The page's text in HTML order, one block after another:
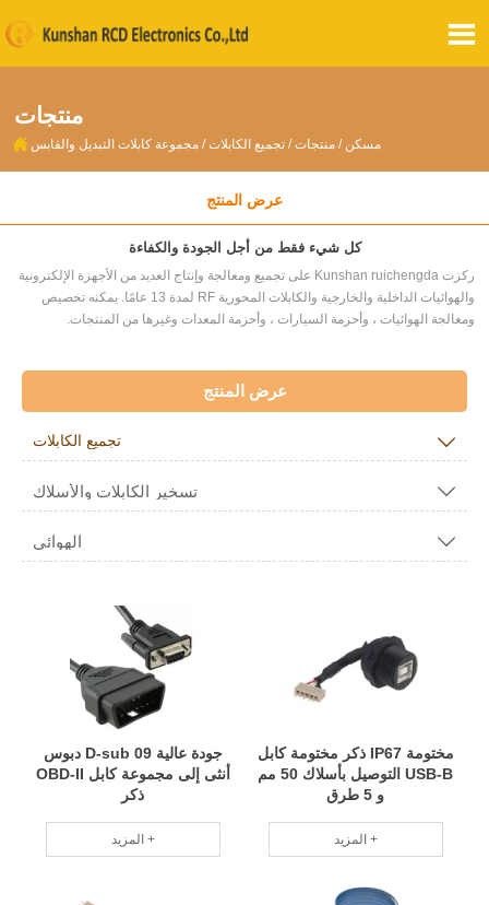

منتجات
 مسكن / منتجات/ تجميع الكابلات/ مجموعة كابلات التبديل والقابس
عرض المنتج
كل شيء فقط من أجل الجودة والكفاءة
ركزت Kunshan ruichengda على تجميع ومعالجة وإنتاج العديد من الأجهزة الإلكترونية
والهوائيات الداخلية والخارجية والكابلات المحورية RF لمدة 13 عامًا. يمكنه تخصيص
ومعالجة الهوائيات ، وأحزمة السيارات ، وأحزمة المعدات وغيرها من المنتجات.
عرض المنتج
تجميع الكابلات 
تسخير الكابلات والأسلاك 
الهوائي 
جودة عالية D-sub 09 دبوس
أنثى إلى مجموعة كابل OBD-II
ذكر
المزيد +
مختومة IP67 ذكر مختومة كابل
USB-B التوصيل بأسلاك 50 مم
و 5 طرق
المزيد +